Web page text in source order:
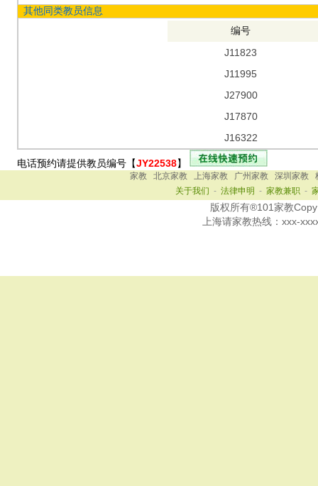
其他同类教员信息
编号
J11823
J11995
J27900
J17870
J16322
电话预约请提供教员编号【JY22538】
家教 北京家教 上海家教 广州家教 深圳家教
关于我们 - 法律申明 - 家教兼职 -
版权所有®101家教
上海请家教热线： xxx-